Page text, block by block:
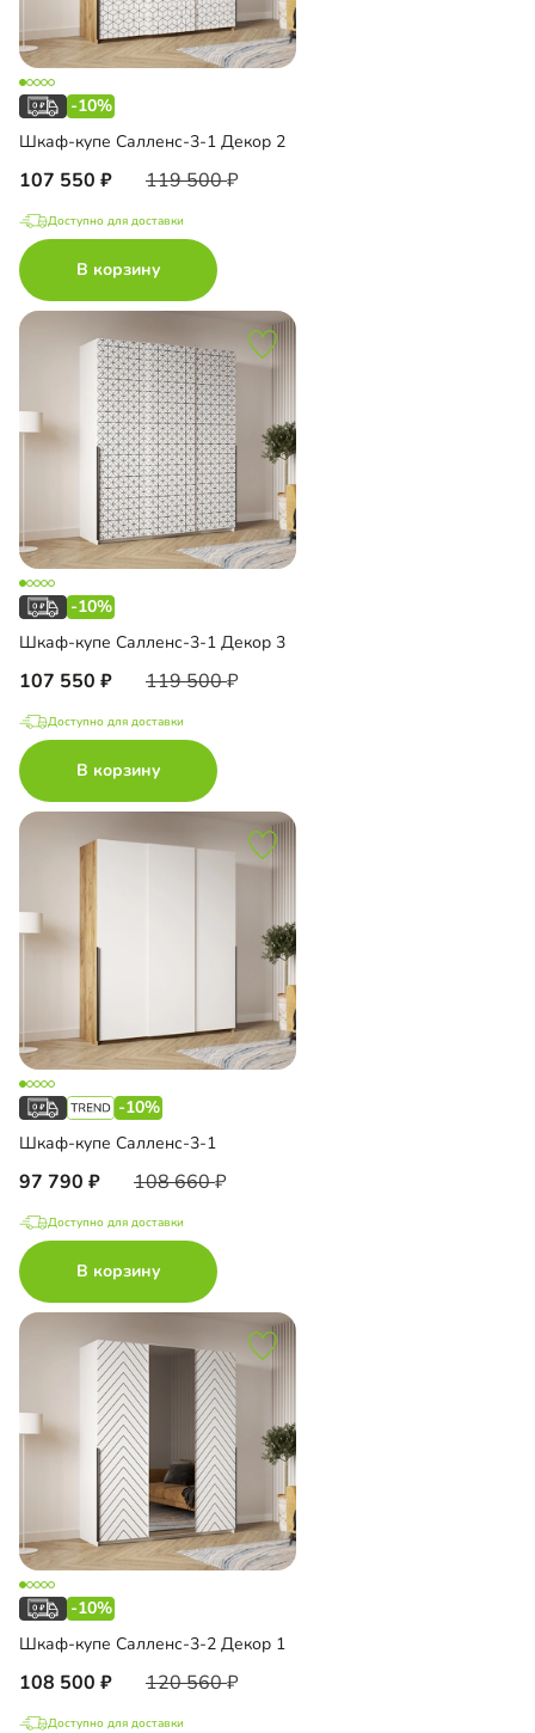
-10%
Шкаф-купе Салленс-3-1 Декор 2
107 550 119 500
Доступно для доставки
В корзину
-10%
Шкаф-купе Салленс-3-1 Декор 3
107 550 119 500
Доступно для доставки
В корзину
-10%
Шкаф-купе Салленс-3-1
97 790 108 660
Доступно для доставки
В корзину
-10%
Шкаф-купе Салленс-3-2 Декор 1
108 500 120 560
Доступно для доставки